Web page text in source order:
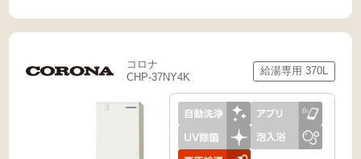
コロナ
CHP-37NY4K
給湯専用 370L